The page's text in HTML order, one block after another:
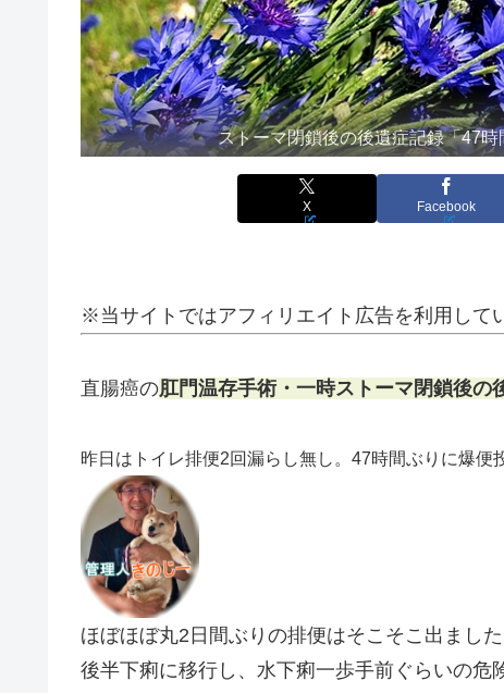
ストーマ閉鎖後の後遺症記録「47時
X Facebook
※当サイトではアフィリエイト広告を利用して
直腸癌の肛門温存手術・一時ストーマ閉鎖後の
昨日はトイレ排便2回漏らし無し。47時間ぶりに爆便
ほぼほぼ丸2日間ぶりの排便はそこそこ出ました
後半下痢に移行し、水下痢一歩手前ぐらいの